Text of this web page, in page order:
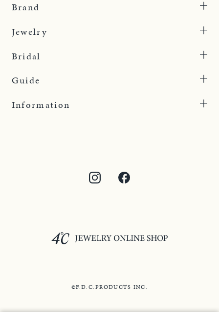
Brand
Jewelry
Bridal
Guide
Information
©F.D.C.PRODUCTS INC.